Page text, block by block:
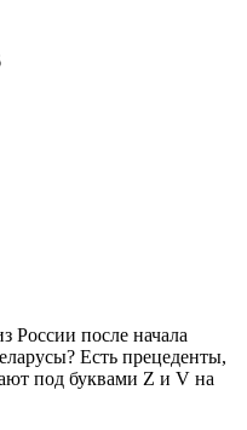
России после начала
Есть прецеденты,
под буквами Z и V на